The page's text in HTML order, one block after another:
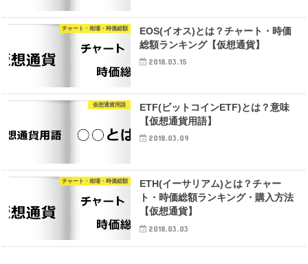
チャート・相場・時価総額
EOS(イオス)とは？チャート・時価
総額ランキング【仮想通貨】
2018.03.15
仮想通貨用語
ETF(ビットコインETF)とは？意味
【仮想通貨用語】
2018.03.09
チャート・相場・時価総額
ETH(イーサリアム)とは？チャー
ト・時価総額ランキング・購入方法
【仮想通貨】
2018.03.03